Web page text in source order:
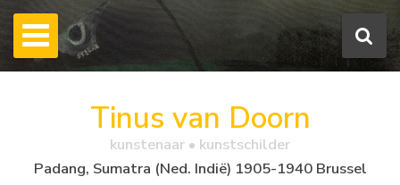
Tinus van Doorn
kunstenaar • kunstschilder
Padang, Sumatra (Ned. Indië) 1905-1940 Brussel